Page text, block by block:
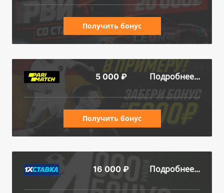
Получить бонус
5 000 ₽ Подробнее...
Получить бонус
16 000 ₽ Подробнее...